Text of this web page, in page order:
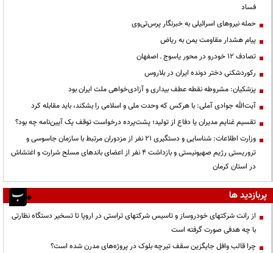
فساد
حمله نیروهای اسرائیلی به خبرنگار پرس‌تی‌وی
پیام هشدار مقاومت یمن به ریاض
تصادف ۱۲ خودرو در محور یاسوج ـ اصفهان
رکوردشکنی دختر دونده ایران در بلاروس
پزشکیان: مشروطه نقطه عطف بیداری و آزادی‌خواهی ملت ایران بود
آیت‌الله جوادی آملی: با هرکس که وحدت ملی و اسلامی را بشکند، باید مقابله کرد
تقسیم غنایم مدیران یا دفاع از تولید؛ پشت‌پرده درخواست توقف یک آیین‌نامه چه بود؟
وزارت اطلاعات: شناسایی و دستگیری ۲۱ نفر از مزدوران مرتبط با سازمان جاسوسی و
تروریستی رژیم صهیونیستی و بازداشت ۴ نفر از اعضای باندهای مسلح شرارت و اغتشاش
در استان کرمان
پربازدید ها
از رانت‌ شرکتهای خودروساز و تاسیس شرکتهای تراستی در اروپا تا تسخیر دستگاه نظارتی
با چه هدفی صورت گرفته است
چرا قالب وافل جایگزین سقف تیرچه بلوک در پروژه‌های مدرن شده است؟